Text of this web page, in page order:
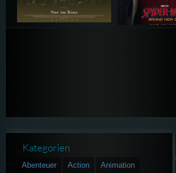
Kategorien
Abenteuer Action
Animation